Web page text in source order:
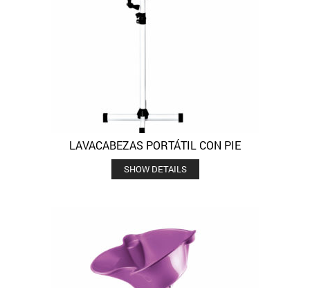
LAVACABEZAS PORTÁTIL CON PIE
SHOW DETAILS